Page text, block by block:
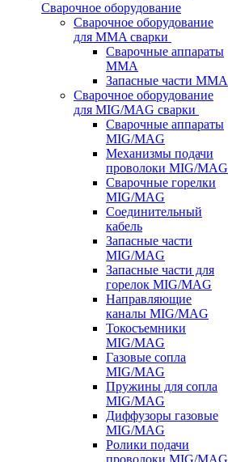
Сварочное оборудование
Сварочное оборудование
для MMA сварки
Сварочные аппараты
MMA
Запасные части MMA
Сварочное оборудование
для MIG/MAG сварки
Сварочные аппараты
MIG/MAG
Механизмы подачи
проволоки MIG/MAG
Сварочные горелки
MIG/MAG
Соединительный
кабель
Запасные части
MIG/MAG
Запасные части для
горелок MIG/MAG
Направляющие
каналы MIG/MAG
Токосъемники
MIG/MAG
Газовые сопла
MIG/MAG
Пружины для сопла
MIG/MAG
Диффузоры газовые
MIG/MAG
Ролики подачи
проволоки MIG/MAG